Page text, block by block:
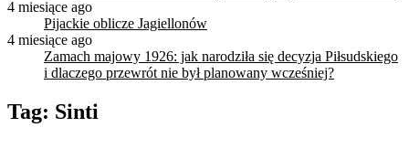
4 miesiące ago
Pijackie oblicze Jagiellonów
4 miesiące ago
Zamach majowy 1926: jak narodziła się decyzja Piłsudskiego
i dlaczego przewrót nie był planowany wcześniej?
Tag: Sinti